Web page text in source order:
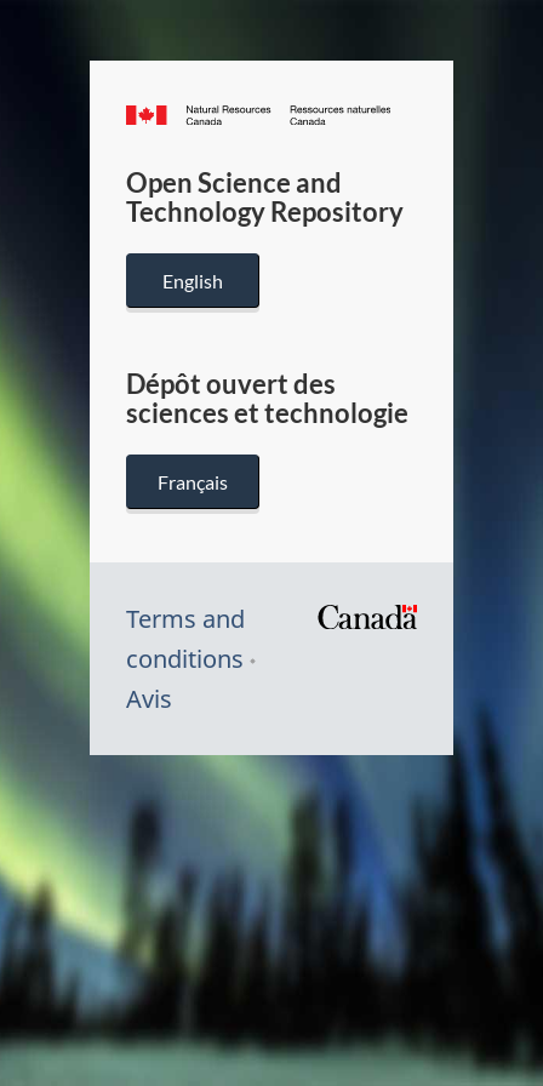
Canada.ca
/
Canada
Open Science and
Technology Repository
English
Dépôt ouvert des
sciences et technologie
Français
Terms and
conditions
Avis
Canada